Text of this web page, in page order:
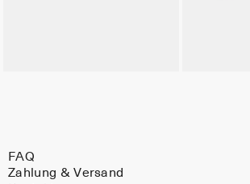
FAQ
Zahlung & Versand